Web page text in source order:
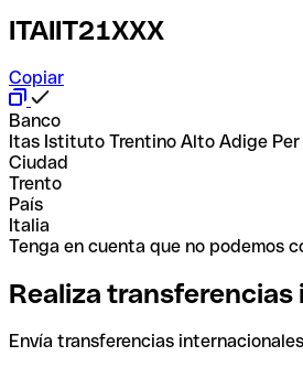
ITAIIT21XXX
Copiar
Banco
Itas Istituto Trentino Alto Adige
Ciudad
Trento
País
Italia
Tenga en cuenta que no podemos
Realiza transferencias
Envía transferencias